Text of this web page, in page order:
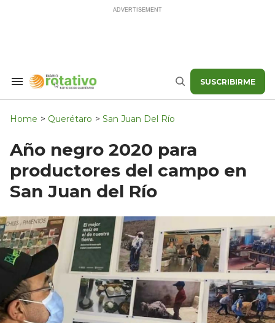
Search
Navigation
Buscar SUSCRIBIRME
Home > Querétaro > San Juan Del Río
Año negro 2020 para
productores del campo en
San Juan del Río